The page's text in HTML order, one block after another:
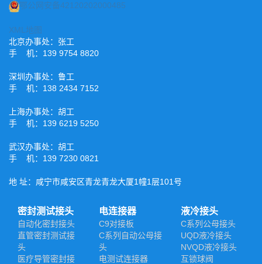
鄂公网安备42120202000485
XML地图
北京办事处：张工
手 机：139 9754 8820
深圳办事处：鲁工
手 机：138 2434 7152
上海办事处：胡工
手 机：139 6219 5250
武汉办事处：胡工
手 机：139 7230 0821
地 址：咸宁市咸安区青龙青龙大厦1幢1层101号
密封测试接头
自动化密封接头
直管密封测试接
头
医疗导管密封接
电连接器
C9对接板
C系列自动公母接
头
电测试连接器
液冷接头
C系列公母接头
UQD液冷接头
NVQD液冷接头
互锁球阀